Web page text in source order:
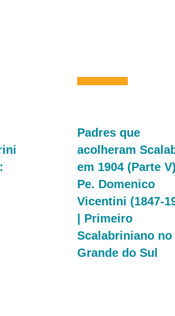
Padres que
acolheram
em 1904 (Parte
Pe. Domenico
Vicentini (1847-
| Primeiro
Scalabriniano no
Grande do Sul